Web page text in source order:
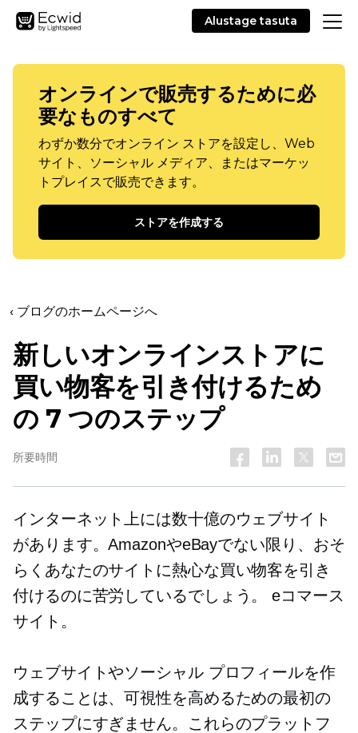
Alustage tasuta
オンラインで販売するために必
要なものすべて
わずか数分でオンライン ストアを設定し、Web
サイト、ソーシャル メディア、またはマーケッ
トプレイスで販売できます。
ストアを作成する
‹ ブログのホームページへ
新しいオンラインストアに
買い物客を引き付けるため
の 7 つのステップ
所要時間
インターネット上には数十億のウェブサイト
があります。AmazonやeBayでない限り、おそ
らくあなたのサイトに熱心な買い物客を引き
付けるのに苦労しているでしょう。eコマース
サイト。
ウェブサイトやソーシャル プロフィールを作
成することは、可視性を高めるための最初の
ステップにすぎません。これらのプラットフ